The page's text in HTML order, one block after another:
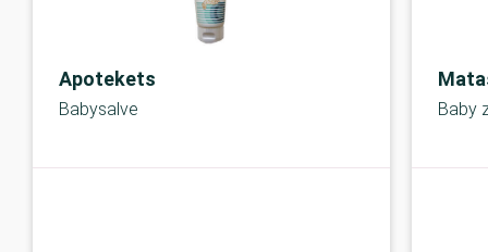
Apotekets
Babysalve Baby